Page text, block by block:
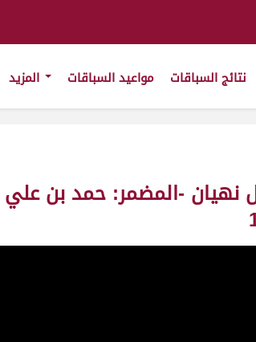
نتائج السباقات مواعيد السباقات
آل نهيان -المضمر: حمد بن